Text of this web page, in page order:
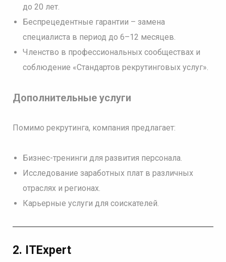
до 20 лет.
Беспрецедентные гарантии – замена
специалиста в период до 6–12 месяцев.
Членство в профессиональных сообществах и
соблюдение «Стандартов рекрутинговых услуг».
Дополнительные услуги
Помимо рекрутинга, компания предлагает:
Бизнес-тренинги для развития персонала.
Исследование заработных плат в различных
отраслях и регионах.
Карьерные услуги для соискателей.
2. ITExpert